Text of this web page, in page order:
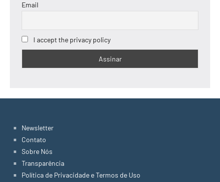
Email
I accept the privacy policy
Newsletter
Contato
Sobre Nós
Transparência
Política de Privacidade e Termos de Uso